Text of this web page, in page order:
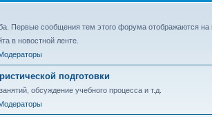
Первые сообщения тем этого форума отображаются на
в новостной ленте.
подготовки
обсуждение учебного процесса и т.д.